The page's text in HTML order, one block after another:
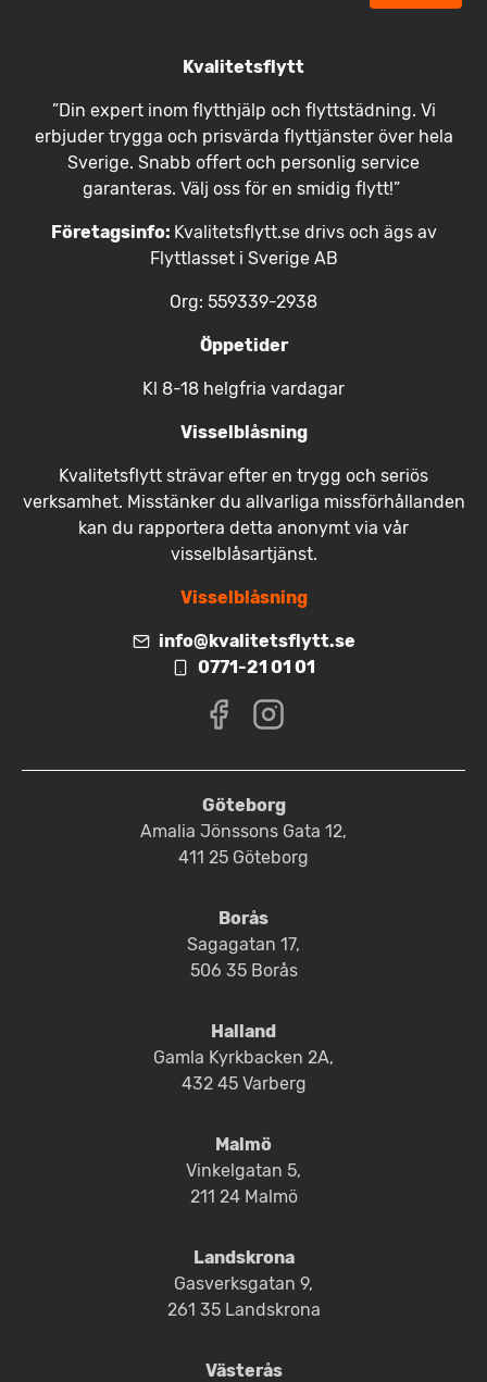
Kvalitetsflytt
”Din expert inom flytthjälp och flyttstädning. Vi
erbjuder trygga och prisvärda flyttjänster över hela
Sverige. Snabb offert och personlig service
garanteras. Välj oss för en smidig flytt!”
Företagsinfo: Kvalitetsflytt.se drivs och ägs av
Flyttlasset i Sverige AB
Org: 559339-2938
Öppetider
Kl 8-18 helgfria vardagar
Visselblåsning
Kvalitetsflytt strävar efter en trygg och seriös
verksamhet. Misstänker du allvarliga missförhållanden
kan du rapportera detta anonymt via vår
visselblåsartjänst.
Visselblåsning
info@kvalitetsflytt.se
0771-21 01 01
Göteborg
Amalia Jönssons Gata 12,
411 25 Göteborg
Borås
Sagagatan 17,
506 35 Borås
Halland
Gamla Kyrkbacken 2A,
432 45 Varberg
Malmö
Vinkelgatan 5,
211 24 Malmö
Landskrona
Gasverksgatan 9,
261 35 Landskrona
Västerås